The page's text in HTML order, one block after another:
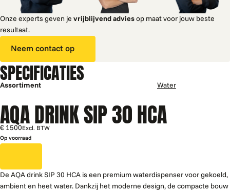
Onze experts geven je vrijblijvend adviesop maat voor jouw beste
resultaat.
Neem contact op
SPECIFICATIES
Assortiment Water
AQA DRINK SIP 30 HCA
€ 1500Excl. BTW
Op voorraad
De AQA drink SIP 30 HCA is een premium waterdispenser voor gekoeld,
ambient en heet water. Dankzij het moderne design, de compacte bouw